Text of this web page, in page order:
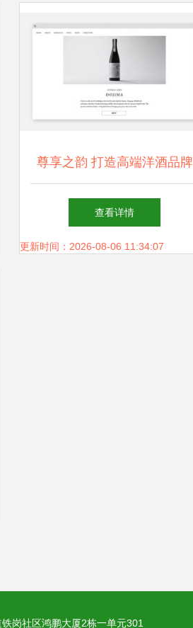
尊享之韵 打造高端洋酒品牌
创意视觉设计与网站建设的艺
术
查看详情
更新时间：2026-08-06 11:34:07
岗社区鸿鹏大厦2栋一单元301